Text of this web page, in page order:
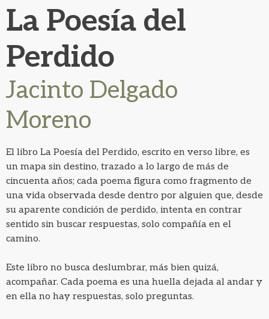
La Poesía del
Perdido
Jacinto Delgado
Moreno
El libro La Poesía del Perdido, escrito en verso libre, es
un mapa sin destino, trazado a lo largo de más de
cincuenta años; cada poema figura como fragmento de
una vida observada desde dentro por alguien que, desde
su aparente condición de perdido, intenta en contrar
sentido sin buscar respuestas, solo compañía en el
camino.
Este libro no busca deslumbrar, más bien quizá,
acompañar. Cada poema es una huella dejada al andar y
en ella no hay respuestas, solo preguntas.